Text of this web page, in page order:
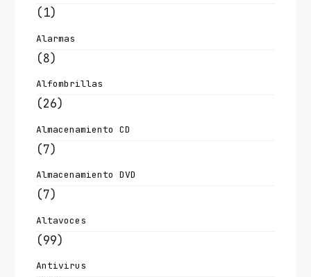
(1)
Alarmas
(8)
Alfombrillas
(26)
Almacenamiento CD
(7)
Almacenamiento DVD
(7)
Altavoces
(99)
Antivirus